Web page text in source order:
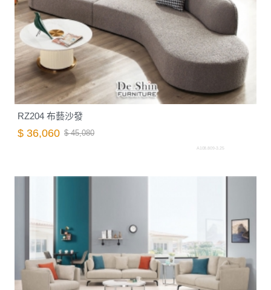
RZ204 布藝沙發
$ 36,060 $ 45,080
A108.809-3.25